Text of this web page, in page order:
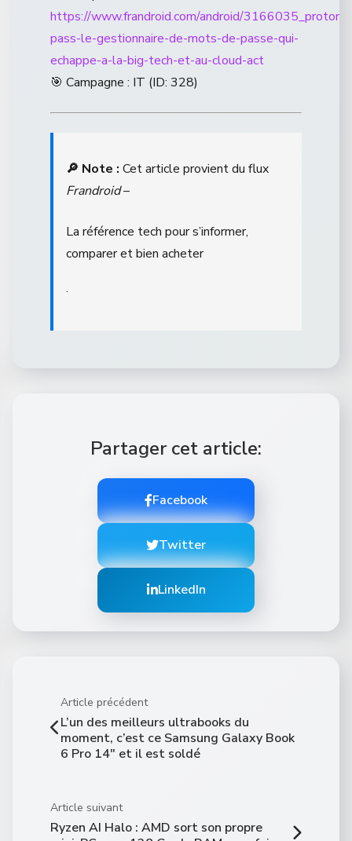
https://www.frandroid.com/android/3166035_proton-
pass-le-gestionnaire-de-mots-de-passe-qui-
echappe-a-la-big-tech-et-au-cloud-act
🎯 Campagne : IT (ID: 328)
🔎 Note : Cet article provient du flux
Frandroid–
La référence tech pour s’informer,
comparer et bien acheter
.
Partager cet article:
Facebook
Twitter
LinkedIn
Article précédent
L’un des meilleurs ultrabooks du
moment, c’est ce Samsung Galaxy Book
6 Pro 14″ et il est soldé
Article suivant
Ryzen AI Halo : AMD sort son propre